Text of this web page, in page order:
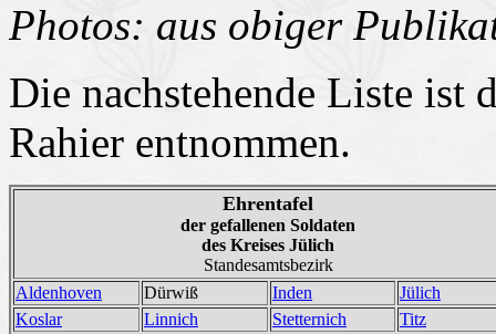
Photos: aus obiger
Die nachstehende Liste ist
Rahier entnommen.
Ehrentafel
der gefallenen Soldaten
des Kreises Jülich
Standesamtsbezirk
Aldenhoven
Dürwiß Inden
Jülich
Koslar
Linnich Stetternich Titz